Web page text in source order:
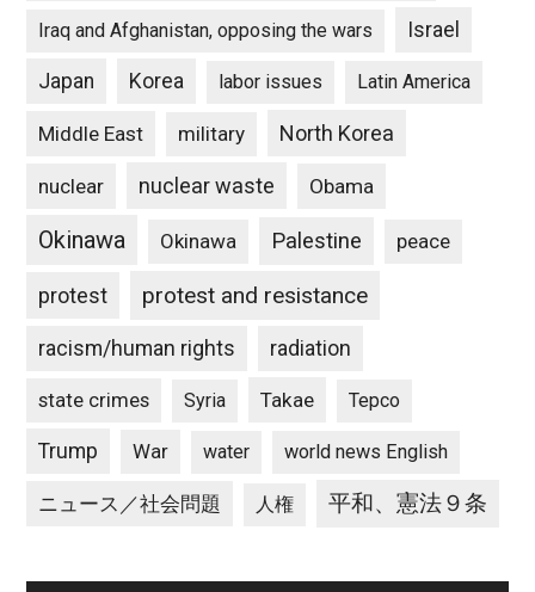
Iraq and Afghanistan, opposing the wars Israel
Japan Korea labor issues Latin America
Middle East military North Korea
nuclear nuclear waste Obama
Okinawa Okinawa Palestine peace
protest protest and resistance
racism/human rights radiation
state crimes Syria Takae Tepco
Trump War water world news English
ニュース／社会問題 人権 平和、憲法９条